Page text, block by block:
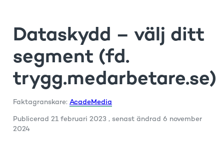
Dataskydd – välj ditt
segment (fd.
trygg.medarbetare.se)
Faktagranskare: AcadeMedia
Publicerad 21 februari 2023 , senast ändrad 6 november
2024